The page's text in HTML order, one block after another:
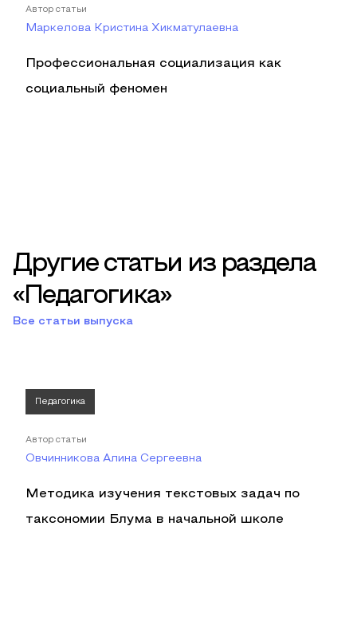
Автор статьи
Маркелова Кристина Хикматулаевна
Профессиональная социализация как
социальный феномен
Другие статьи из раздела
«Педагогика»
Все статьи выпуска
Педагогика
Автор статьи
Овчинникова Алина Сергеевна
Методика изучения текстовых задач по
таксономии Блума в начальной школе